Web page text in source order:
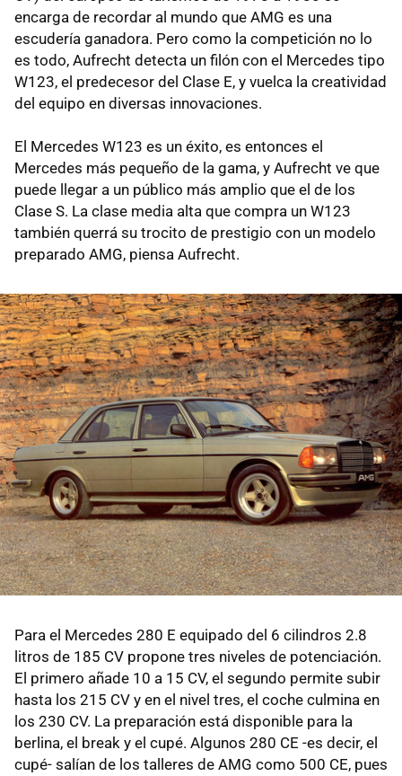
encarga de recordar al mundo que AMG es una
escudería ganadora. Pero como la competición no lo
es todo, Aufrecht detecta un filón con el Mercedes tipo
W123, el predecesor del Clase E, y vuelca la creatividad
del equipo en diversas innovaciones.
El Mercedes W123 es un éxito, es entonces el
Mercedes más pequeño de la gama, y Aufrecht ve que
puede llegar a un público más amplio que el de los
Clase S. La clase media alta que compra un W123
también querrá su trocito de prestigio con un modelo
preparado AMG, piensa Aufrecht.
Para el Mercedes 280 E equipado del 6 cilindros 2.8
litros de 185 CV propone tres niveles de potenciación.
El primero añade 10 a 15 CV, el segundo permite subir
hasta los 215 CV y en el nivel tres, el coche culmina en
los 230 CV. La preparación está disponible para la
berlina, el break y el cupé. Algunos 280 CE -es decir, el
cupé- salían de los talleres de AMG como 500 CE, pues